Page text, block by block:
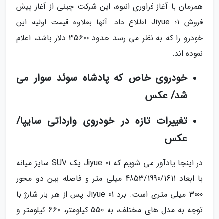
همزمان با آغاز فراوری انبوه، این شرکت چینی از آغاز پیش
فروش Jiyue 01 اطلاع داد. آنها بعلاوه قیمت اولیه این
خودرو را که به نظر می رسد حدود 35600 دلار باشد، اعلام
نموده اند.
خودروی خاص که پادشاه سوئد سوار می
شد/ عکس
تغییرات تازه در خودروی وارداتی سایپا/
عکس
در اینجا یادآور می شویم که Jiyue 01 یک SUV سایز میانه
با ابعاد 4853/1990/1611 میلی متر و فاصله بین دو محور
3000 میلی متری است. برد Jiyue 01 پس از هر بار شارژ با
توجه به مدل های مختلف، به 550 کیلومتر، 660 کیلومتر و